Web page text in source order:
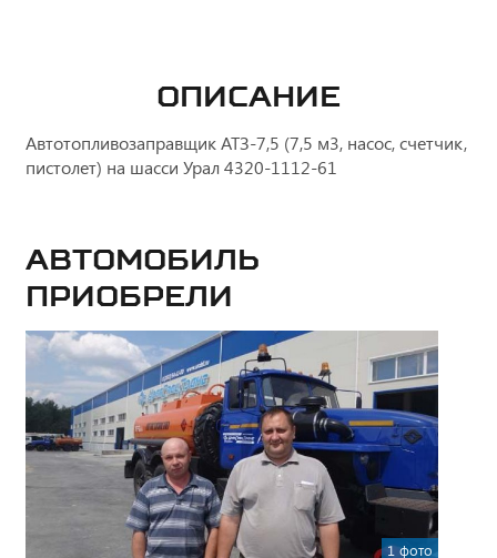
ОПИСАНИЕ
Автотопливозаправщик АТЗ-7,5 (7,5 м3, насос, счетчик,
пистолет) на шасси Урал 4320-1112-61
Автомобиль
приобрели
1 фото